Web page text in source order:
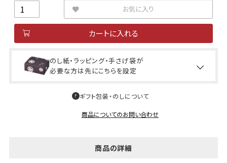
お気に入り
カートに入れる
のし紙・ラッピング・手さげ袋が
必要な方は先にこちらを設定
ギフト包装・のしについて
商品についてのお問い合わせ
商品の詳細